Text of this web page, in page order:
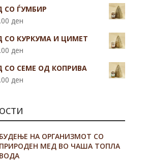
СО ЃУМБИР
ден
СО КУРКУМА И ЦИМЕТ
ден
СО СЕМЕ ОД КОПРИВА
ден
БУДЕЊЕ НА ОРГАНИЗМОТ СО
ПРИРОДЕН МЕД ВО ЧАША ТОПЛА
ВОДА